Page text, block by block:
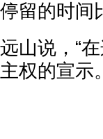
停留的时间
远山说，“
主权的宣示